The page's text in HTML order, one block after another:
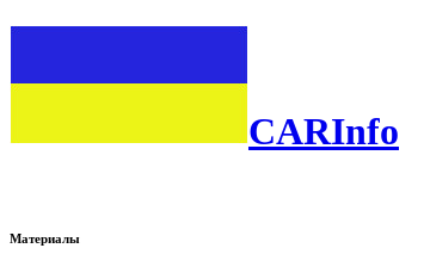
CARInfo
Материалы